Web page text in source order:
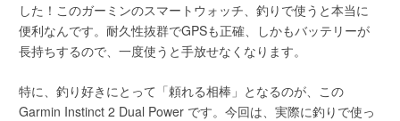
した！このガーミンのスマートウォッチ、釣りで使うと本当に
便利なんです。耐久性抜群でGPSも正確、しかもバッテリーが
長持ちするので、一度使うと手放せなくなります。
特に、釣り好きにとって「頼れる相棒」となるのが、この
Garmin Instinct 2 Dual Power です。今回は、実際に釣りで使っ